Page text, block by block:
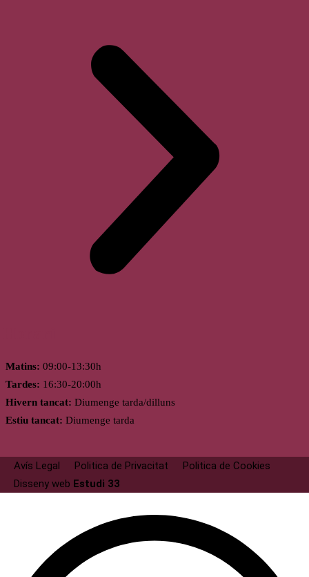
Matins: 09:00-13:30h
Tardes: 16:30-20:00h
Hivern tancat: Diumenge tarda/dilluns
Estiu tancat: Diumenge tarda
Avís Legal Politica de Privacitat
Politica de Cookies
Disseny web Estudi 33